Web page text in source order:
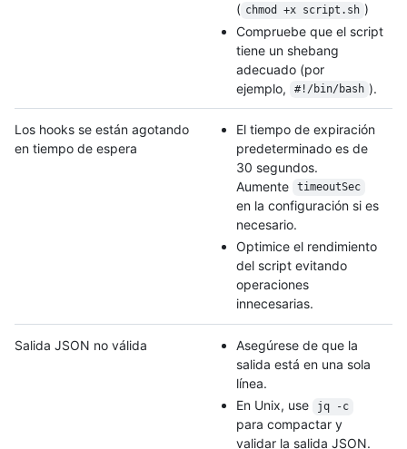
( chmod +x script.sh )
Compruebe que el script
tiene un shebang
adecuado (por
ejemplo,
#!/bin/bash ).
Los hooks se están agotando
en tiempo de espera
El tiempo de expiración
predeterminado es de
30 segundos.
Aumente
timeoutSec
en la configuración si es
necesario.
Optimice el rendimiento
del script evitando
operaciones
innecesarias.
Salida JSON no válida
Asegúrese de que la
salida está en una sola
línea.
En Unix, use
jq -c
para compactar y
validar la salida JSON.